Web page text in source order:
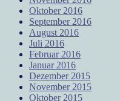
Oktober 2016
September 2016
August 2016
Juli 2016
Februar 2016
Januar 2016
Dezember 2015
November 2015
Oktober 2015